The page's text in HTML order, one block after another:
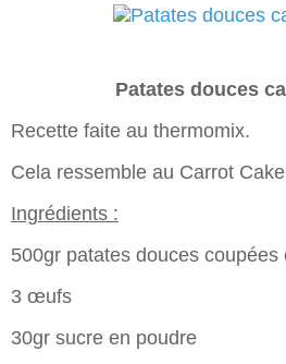
Patates douces
Recette faite au thermomix.
Cela ressemble au Carrot
Ingrédients :
500gr patates douces coupées
3 œufs
30gr sucre en poudre